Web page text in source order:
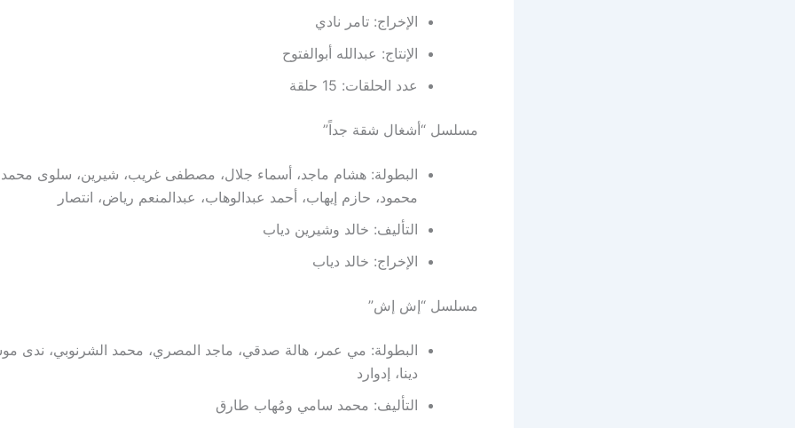
الإخراج: تامر نادي
الإنتاج: عبدالله أبوالفتوح
عدد الحلقات: 15 حلقة
مسلسل “أشغال شقة جداً”
البطولة: هشام ماجد، أسماء جلال، مصطفى غريب، شيرين، سلوى
محمود، حازم إيهاب، أحمد عبدالوهاب، عبدالمنعم رياض، انتصار
التأليف: خالد وشيرين دياب
الإخراج: خالد دياب
مسلسل “إش إش”
البطولة: مي عمر، هالة صدقي، ماجد المصري، محمد الشرنوبي، ندى
دينا، إدوارد
التأليف: محمد سامي ومُهاب طارق